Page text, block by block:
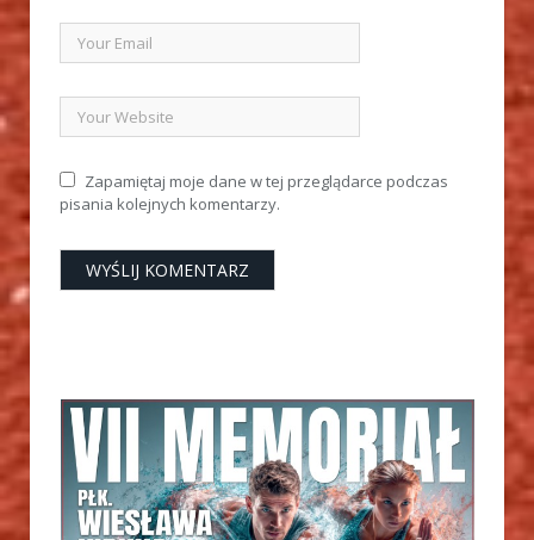
Zapamiętaj moje dane w tej przeglądarce podczas
pisania kolejnych komentarzy.